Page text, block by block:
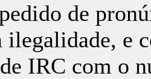
de
ilegalidade, e
IRC com o